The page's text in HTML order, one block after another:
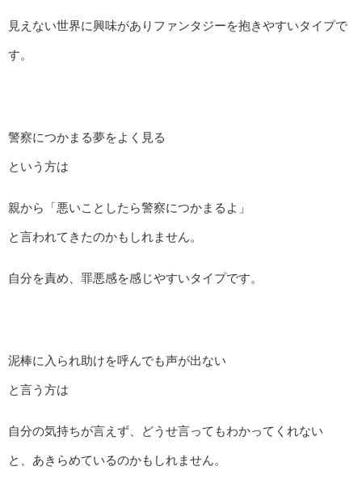
見えない世界に興味がありファンタジーを抱きやすいタイプで
す。
警察につかまる夢をよく見る
という方は
親から「悪いことしたら警察につかまるよ」
と言われてきたのかもしれません。
自分を責め、罪悪感を感じやすいタイプです。
泥棒に入られ助けを呼んでも声が出ない
と言う方は
自分の気持ちが言えず、どうせ言ってもわかってくれない
と、あきらめているのかもしれません。